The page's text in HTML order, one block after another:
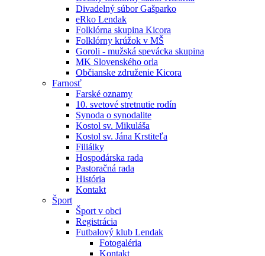
Divadelný súbor Gašparko
eRko Lendak
Folklórna skupina Kicora
Folklórny krúžok v MŠ
Goroli - mužská spevácka skupina
MK Slovenského orla
Občianske združenie Kicora
Farnosť
Farské oznamy
10. svetové stretnutie rodín
Synoda o synodalite
Kostol sv. Mikuláša
Kostol sv. Jána Krstiteľa
Filiálky
Hospodárska rada
Pastoračná rada
História
Kontakt
Šport
Šport v obci
Registrácia
Futbalový klub Lendak
Fotogaléria
Kontakt